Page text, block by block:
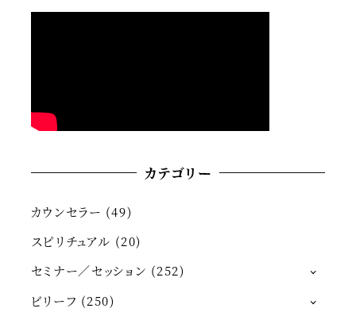
カテゴリー
カウンセラー (49)
スピリチュアル (20)
セミナー／セッション (252)
ビリーフ (250)